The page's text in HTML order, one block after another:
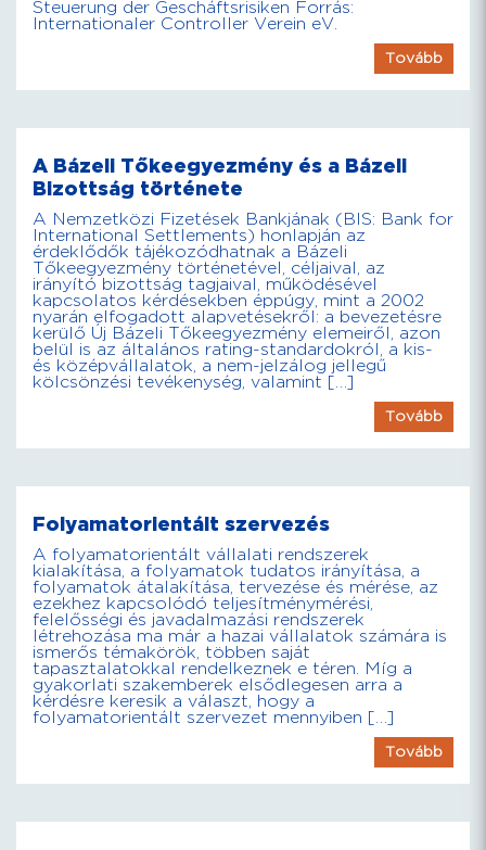
Steuerung der Gescháftsrisiken Forrás:
Internationaler Controller Verein eV.
Tovább
A Bázeli Tőkeegyezmény és a Bázeli
Bizottság története
A Nemzetközi Fizetések Bankjának (BIS: Bank for
International Settlements) honlapján az
érdeklődők tájékozódhatnak a Bázeli
Tőkeegyezmény történetével, céljaival, az
irányító bizottság tagjaival, működésével
kapcsolatos kérdésekben éppúgy, mint a 2002
nyarán elfogadott alapvetésekről: a bevezetésre
kerülő Új Bázeli Tőkeegyezmény elemeiről, azon
belül is az általános rating-standardokról, a kis-
és középvállalatok, a nem-jelzálog jellegű
kölcsönzési tevékenység, valamint […]
Tovább
Folyamatorientált szervezés
A folyamatorientált vállalati rendszerek
kialakítása, a folyamatok tudatos irányítása, a
folyamatok átalakítása, tervezése és mérése, az
ezekhez kapcsolódó teljesítménymérési,
felelősségi és javadalmazási rendszerek
létrehozása ma már a hazai vállalatok számára is
ismerős témakörök, többen saját
tapasztalatokkal rendelkeznek e téren. Míg a
gyakorlati szakemberek elsődlegesen arra a
kérdésre keresik a választ, hogy a
folyamatorientált szervezet mennyiben […]
Tovább